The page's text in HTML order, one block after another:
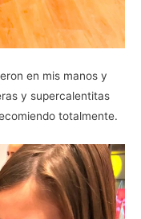
en mis manos y
y supercalentitas
totalmente.